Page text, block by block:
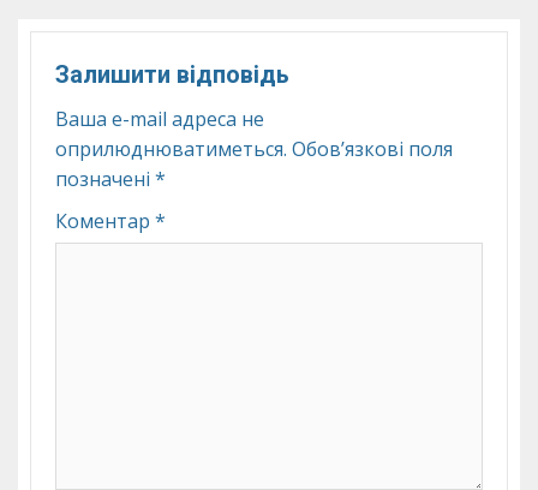
Залишити відповідь
Ваша e-mail адреса не
оприлюднюватиметься. Обов’язкові поля
позначені *
Коментар *